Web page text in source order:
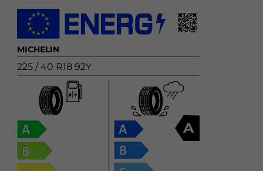
MICHELIN
225 / 40 R18 92Y
A